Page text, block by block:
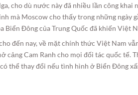
cho dù nước này đã nhiều lần công
mà Moscow cho thấy trong những ngày
Biển Đông của Trung Quốc đã khiến Việt
đến nay, về mặt chính thức Việt Nam
cảng Cam Ranh cho mọi đối tác quốc
thể thay đổi nếu tình hình ở Biển Đông